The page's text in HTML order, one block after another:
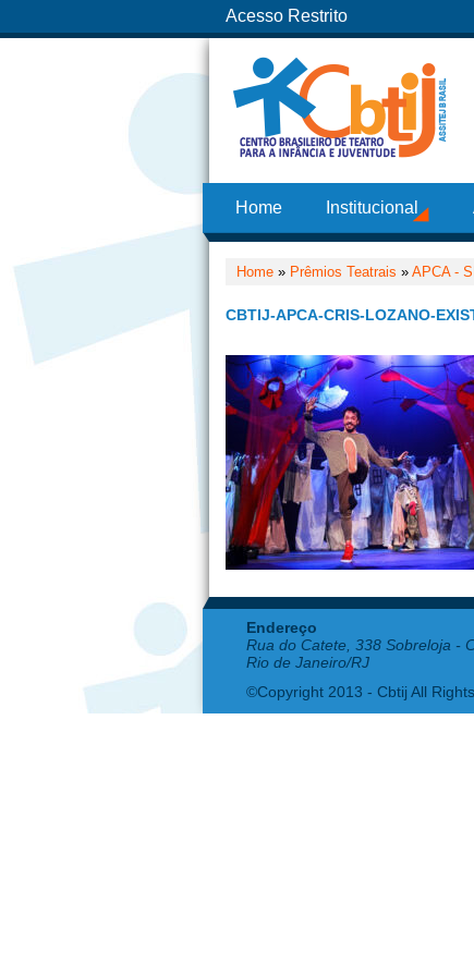
Acesso Restrito
Home Institucional
Home » Prêmios Teatrais » APCA -
CBTIJ-APCA-CRIS-LOZANO-
Endereço
Rua do Catete, 338 Sobreloja -
Rio de Janeiro/RJ
©Copyright 2013 - Cbtij All